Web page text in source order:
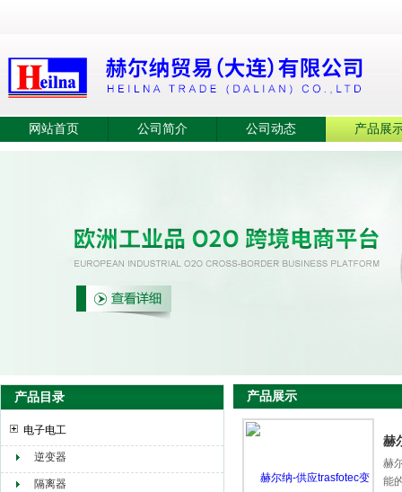
赫尔纳贸易（大连）有限公司
网站首页 公司简介 公司动态 产品展
产品目录
电子电工
逆变器
隔离器
产品展示
赫
赫
能